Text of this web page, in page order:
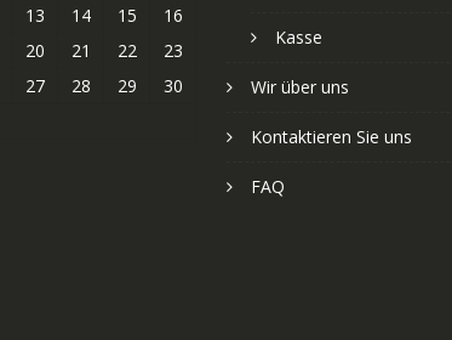
13 14 15
16
20 21 22
23
27 28 29
30
Kasse
Wir über uns
Kontaktieren Sie uns
FAQ